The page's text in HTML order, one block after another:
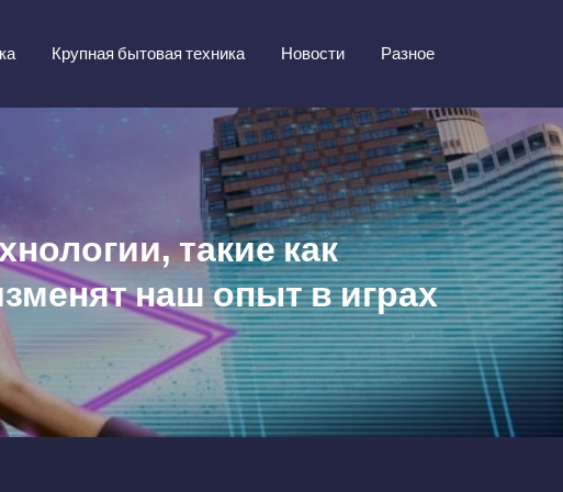
Крупная бытовая техника Новости Разное
такие как
наш опыт в играх